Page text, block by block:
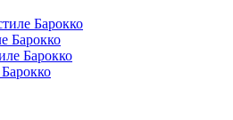
Барокко
Барокко
Барокко